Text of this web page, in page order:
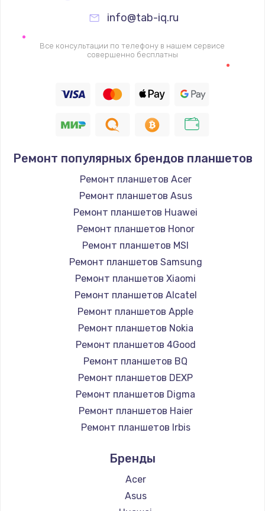
Ремонт петель крышки
Заказать
Настройка Wi-Fi
Заказать
Замена шим-контроллера
3900 руб.
Заказать
1200 руб.
Заказать
Установка драйверов
950 руб.
Заказать
Замена жесткого диска
1000 руб.
Заказать
Чистка от пыли
Заказать
Настройка ОС
info@tab-iq.ru
Все консультации по телефону в нашем сервисе
совершенно бесплатны
Ремонт популярных брендов планшетов
Ремонт планшетов Acer
Ремонт планшетов Asus
Ремонт планшетов Huawei
Ремонт планшетов Honor
Ремонт планшетов MSI
Ремонт планшетов Samsung
Ремонт планшетов Xiaomi
Ремонт планшетов Alcatel
Ремонт планшетов Apple
Ремонт планшетов Nokia
Ремонт планшетов 4Good
Ремонт планшетов BQ
Ремонт планшетов DEXP
Ремонт планшетов Digma
Ремонт планшетов Haier
Ремонт планшетов Irbis
Ремонт планшетов Microsoft
Ремонт планшетов BlackView
Ремонт планшетов Amazon
Бренды
Acer
Asus